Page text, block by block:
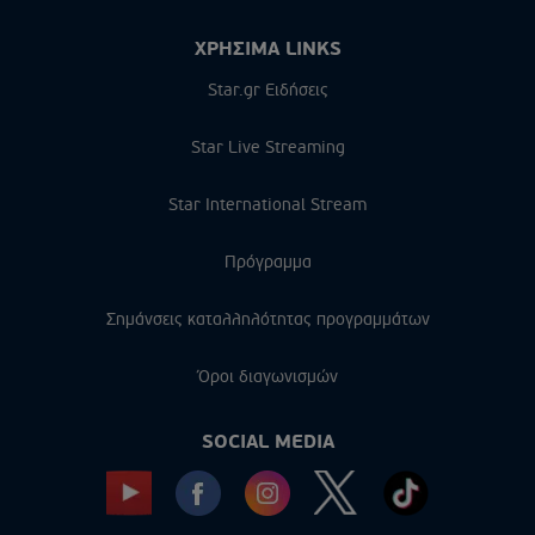
ΧΡΗΣΙΜΑ LINKS
Star.gr Ειδήσεις
Star Live Streaming
Star International Stream
Πρόγραμμα
Σημάνσεις καταλληλότητας προγραμμάτων
Όροι διαγωνισμών
SOCIAL MEDIA